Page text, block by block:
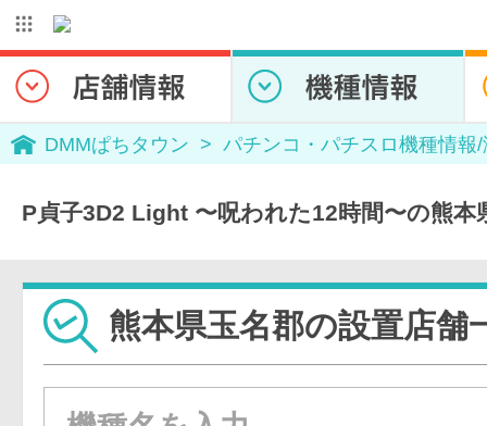
DMMぱちタウン パチンコ・パチスロ機種情報
P貞子3D2 Light 〜呪われた12時間〜の熊本
熊本県玉名郡の設置店舗